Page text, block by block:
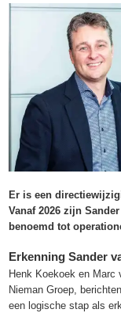
Er is een
Vanaf 2026 zijn
benoemd tot
Erkenning Sander
Henk Koekoek en Marc
Nieman Groep,
een logische stap als